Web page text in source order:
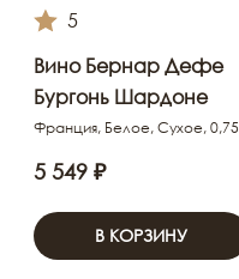
5
Вино Бернар Дефе
Бургонь Шардоне
Франция, Белое, Сухое, 0,75
5 549 ₽
В КОРЗИНУ